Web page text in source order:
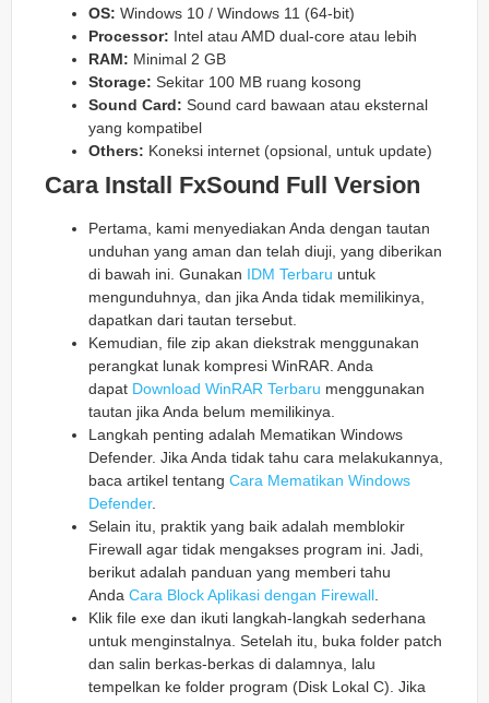
OS: Windows 10 / Windows 11 (64-bit)
Processor: Intel atau AMD dual-core atau lebih
RAM: Minimal 2 GB
Storage: Sekitar 100 MB ruang kosong
Sound Card: Sound card bawaan atau eksternal
yang kompatibel
Others: Koneksi internet (opsional, untuk update)
Cara Install FxSound Full Version
Pertama, kami menyediakan Anda dengan tautan
unduhan yang aman dan telah diuji, yang diberikan
di bawah ini. Gunakan IDM Terbaru untuk
mengunduhnya, dan jika Anda tidak memilikinya,
dapatkan dari tautan tersebut.
Kemudian, file zip akan diekstrak menggunakan
perangkat lunak kompresi WinRAR. Anda
dapat Download WinRAR Terbaru menggunakan
tautan jika Anda belum memilikinya.
Langkah penting adalah Mematikan Windows
Defender. Jika Anda tidak tahu cara melakukannya,
baca artikel tentang Cara Mematikan Windows
Defender.
Selain itu, praktik yang baik adalah memblokir
Firewall agar tidak mengakses program ini. Jadi,
berikut adalah panduan yang memberi tahu
Anda Cara Block Aplikasi dengan Firewall
Klik file exe dan ikuti langkah-langkah sederhana
untuk menginstalnya. Setelah itu, buka folder patch
dan salin berkas-berkas di dalamnya, lalu
tempelkan ke folder program (Disk Lokal C). Jika